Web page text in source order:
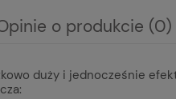
o produkcie (0)
duży i jednocześnie